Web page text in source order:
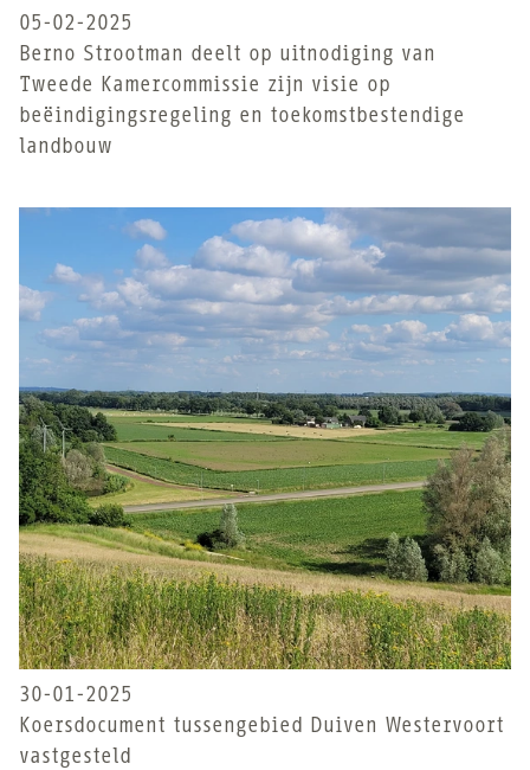
05-02-2025
Berno Strootman deelt op uitnodiging van
Tweede Kamercommissie zijn visie op
beëindigingsregeling en toekomstbestendige
landbouw
30-01-2025
Koersdocument tussengebied Duiven Westervoort
vastgesteld